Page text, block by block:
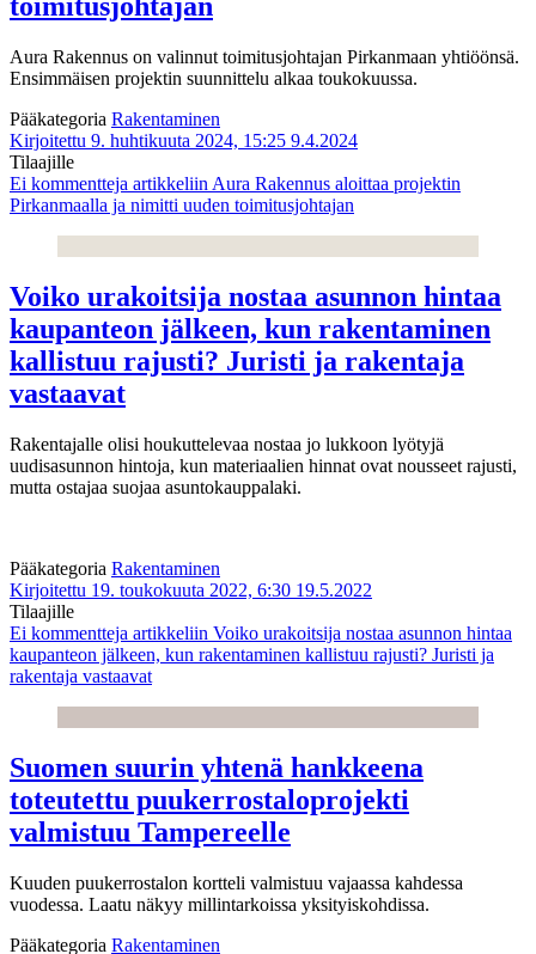
toimitusjohtajan
Aura Rakennus on valinnut toimitusjohtajan Pirkanmaan yhtiöönsä.
Ensimmäisen projektin suunnittelu alkaa toukokuussa.
Pääkategoria Rakentaminen
Kirjoitettu 9. huhtikuuta 2024, 15:25 9.4.2024
Tilaajille
Ei kommentteja artikkeliin Aura Rakennus aloittaa projektin
Pirkanmaalla ja nimitti uuden toimitusjohtajan
Voiko urakoitsija nostaa asunnon hintaa
kaupanteon jälkeen, kun rakentaminen
kallistuu rajusti? Juristi ja rakentaja
vastaavat
Rakentajalle olisi houkuttelevaa nostaa jo lukkoon lyötyjä
uudisasunnon hintoja, kun materiaalien hinnat ovat nousseet rajusti,
mutta ostajaa suojaa asuntokauppalaki.
Pääkategoria Rakentaminen
Kirjoitettu 19. toukokuuta 2022, 6:30 19.5.2022
Tilaajille
Ei kommentteja artikkeliin Voiko urakoitsija nostaa asunnon hintaa
kaupanteon jälkeen, kun rakentaminen kallistuu rajusti? Juristi ja
rakentaja vastaavat
Suomen suurin yhtenä hankkeena
toteutettu puukerrostaloprojekti
valmistuu Tampereelle
Kuuden puukerrostalon kortteli valmistuu vajaassa kahdessa
vuodessa. Laatu näkyy millintarkoissa yksityiskohdissa.
Pääkategoria Rakentaminen